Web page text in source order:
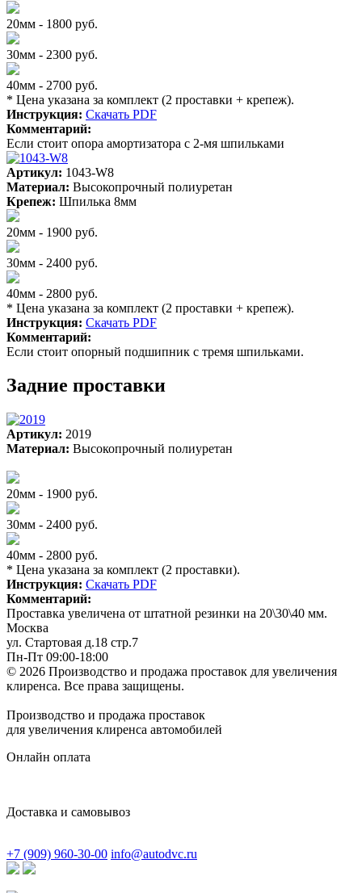
20мм - 1800 руб.
30мм - 2300 руб.
40мм - 2700 руб.
* Цена указана за комплект (2 проставки + крепеж).
Инструкция: Скачать PDF
Комментарий:
Если стоит опора амортизатора с 2-мя шпильками
Артикул: 1043-W8
Материал: Высокопрочный полиуретан
Крепеж: Шпилька 8мм
20мм - 1900 руб.
30мм - 2400 руб.
40мм - 2800 руб.
* Цена указана за комплект (2 проставки + крепеж).
Инструкция: Скачать PDF
Комментарий:
Если стоит опорный подшипник с тремя шпильками.
Задние проставки
Артикул: 2019
Материал: Высокопрочный полиуретан
20мм - 1900 руб.
30мм - 2400 руб.
40мм - 2800 руб.
* Цена указана за комплект (2 проставки).
Инструкция: Скачать PDF
Комментарий:
Проставка увеличена от штатной резинки на 20\30\40 мм.
Москва
ул. Стартовая д.18 стр.7
Пн-Пт 09:00-18:00
© 2026 Производство и продажа проставок для увеличения
клиренса. Все права защищены.
Производство и продажа проставок
для увеличения клиренса автомобилей
Онлайн оплата
Доставка и самовывоз
+7 (909) 960-30-00 info@autodvc.ru